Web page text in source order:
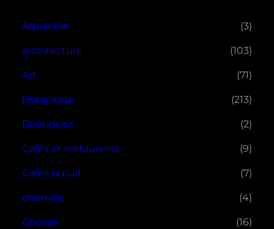
Aquarelle (3)
architecture (103)
Art (71)
Botanique (213)
Boutiques (2)
Cafés et restaurants (9)
Cafés la nuit (7)
chemins (4)
Choses (16)